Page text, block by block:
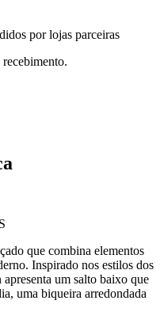
por lojas parceiras
que combina elementos
Inspirado nos estilos dos
um salto baixo que
uma biqueira arredondada